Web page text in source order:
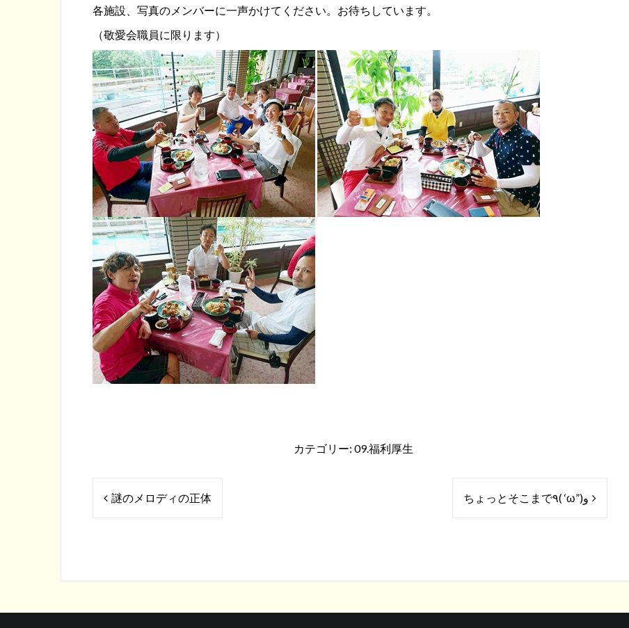
各施設、写真のメンバーに一声かけてください。お待ちしています。
（敬愛会職員に限ります）
カテゴリー: 09.福利厚生
投
稿謎のメロディの正体 ちょっとそこまで٩( ‘ω”)و